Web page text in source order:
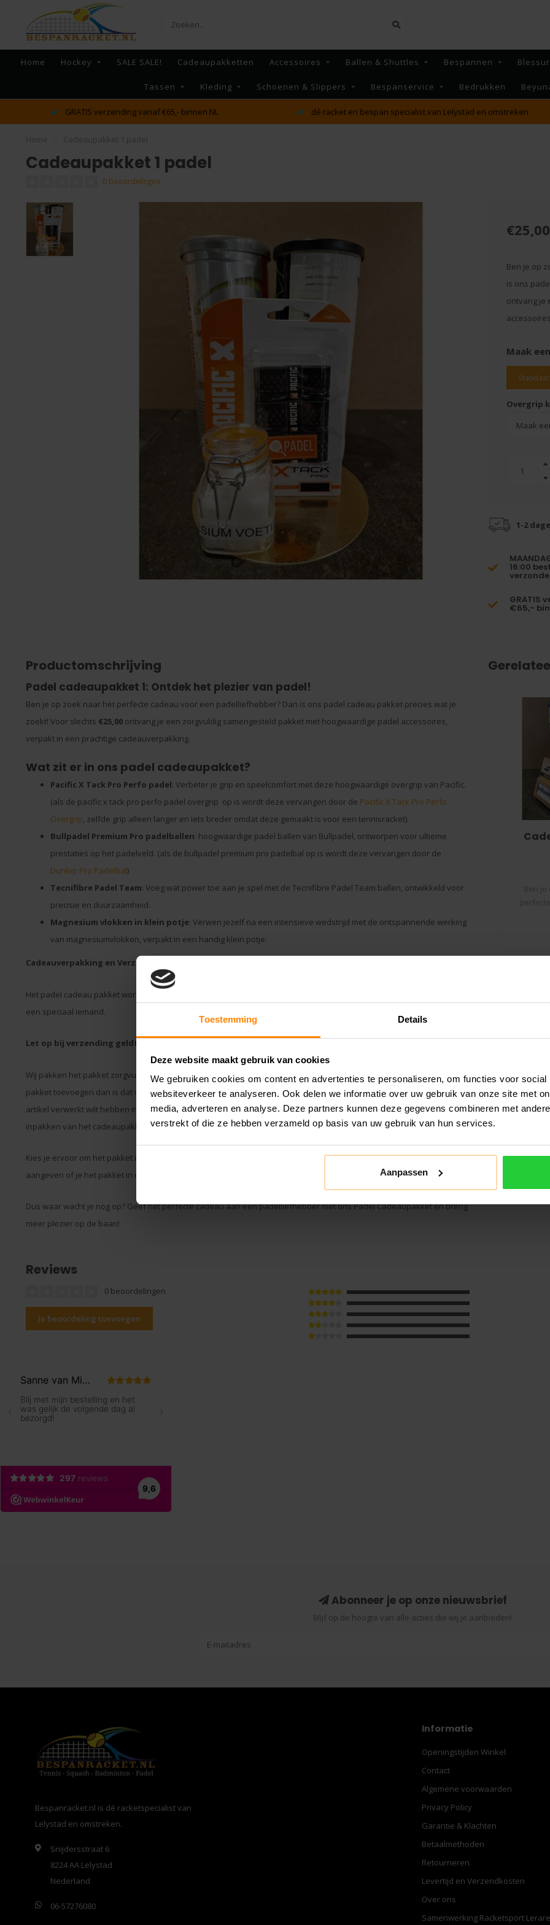
Toestemming Details
Deze website maakt gebruik van cookies
We gebruiken cookies om content en advertenties te personaliseren, om functies voor social
websiteverkeer te analyseren. Ook delen we informatie over uw gebruik van onze site met
media, adverteren en analyse. Deze partners kunnen deze gegevens combineren met
verstrekt of die ze hebben verzameld op basis van uw gebruik van hun services.
Aanpassen
Home Hockey SALE SALE! Cadeaupakketten Accessoires Ballen & Shuttles Bespannen
Tassen Kleding Schoenen & Slippers Bespanservice Bedrukken
dé racket en bespan specialist van Lelystad en omstreken
MAANDAG t/m VRIJDAG voor 16:00 besteld, Dezelfde dag
verzonden!*
Cadeaupakket 1 padel
0 beoordelingen
€25,00
Ben je op
is ons
ontvang je
Maak
Overgrip
1-2
16:00
GRATIS
€65,-
Productomschrijving
Padel cadeaupakket 1: Ontdek het plezier van padel!
Ben je op zoek naar het perfecte cadeau voor een padelliefhebber? Dan is ons padel cadeau pakket precies wat je
zoekt! Voor slechts €25,00 ontvang je een zorgvuldig samengesteld pakket met hoogwaardige padel accessoires,
verpakt in een prachtige cadeauverpakking.
Wat zit er in ons padel cadeaupakket?
Pacific X Tack Pro Perfo padel: Verbeter je grip en speelcomfort met deze hoogwaardige overgrip van Pacific.
(als de pacific x tack pro perfo padel overgrip op is wordt deze vervangen door de Pacific X Tack Pro Perfo
Overgrip, zelfde grip alleen langer en iets breder omdat deze gemaakt is voor een tennisracket).
Bullpadel Premium Pro padelballen: hoogwaardige padel ballen van Bullpadel, ontworpen voor ultieme
prestaties op het padelveld. (als de bullpadel premium pro padelbal op is wordt deze vervangen door de
Dunlop Pro Padelbal)
Tecnifibre Padel Team: Voeg wat power toe aan je spel met de Tecnifibre Padel Team ballen, ontwikkeld voor
precisie en duurzaamheid.
Magnesium vlokken in klein potje: Verwen jezelf na een intensieve wedstrijd met de ontspannende werking
van magnesiumvlokken, verpakt in een handig klein potje.
Cadeauverpakking en Verzending
Het padel cadeau pakket wordt prachtig verpakt in een feestelijke cadeauverpakking, klaar om cadeau te geven aan
een speciaal iemand.
Let op bij verzending geldt het volgende:
Wij pakken het pakket zorgvuldig voor je in zodat je hier geen omkijken meer naar hebt. Wil je een extra artikel bij het
pakket toevoegen dan is dat vaak mogelijk, bestel het artikel mee en geef bij de opmerkingen aan dat je het extra
artikel verwerkt wilt hebben in het pakket. Mocht het artikel te groot zijn of zijn het er te veel dan zullen wij voor het
inpakken van het cadeaupakket contact met je opnemen.
Kies je ervoor om het pakket in de winkel op te halen, dan pakken wij het graag voor je in. Bij het afrekenen kun je
aangeven of je het pakket in de winkel wilt ophalen.
Dus waar wacht je nog op? Geef het perfecte cadeau aan een padelliefhebber met ons Padel Cadeaupakket en breng
meer plezier op de baan!
Reviews
0 beoordelingen
Je beoordeling toevoegen
Abonneer je op onze nieuwsbrief
Blijf op de hoogte van alle acties die wij je aanbieden!
Bespanracket.nl is dé racketspecialist van
Lelystad en omstreken.
Snijdersstraat 6
8224 AA Lelystad
Nederland
06-57276080
Informatie
Openingstijden Winkel
Contact
Algemene voorwaarden
Privacy Policy
Garantie & Klachten
Betaalmethoden
Retourneren
Levertijd en Verzendkosten
Over ons
Samenwerking Racketsport